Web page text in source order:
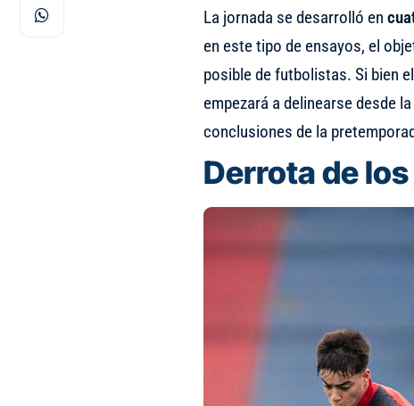
La jornada se desarrolló en
en este tipo de ensayos, el
posible de futbolistas. Si bien
empezará a delinearse desde
conclusiones de la
Derrota de